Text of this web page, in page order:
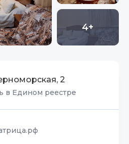
4+
2
в Едином реестре